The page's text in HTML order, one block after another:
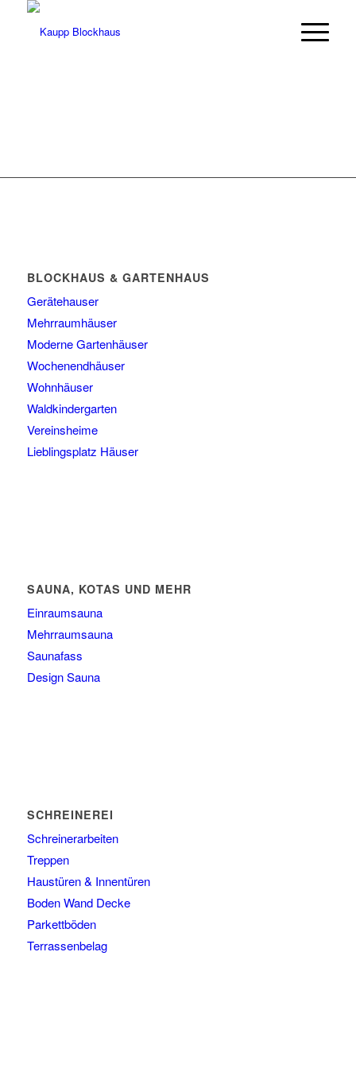
BLOCKHAUS & GARTENHAUS
Gerätehauser
Mehrraumhäuser
Moderne Gartenhäuser
Wochenendhäuser
Wohnhäuser
Waldkindergarten
Vereinsheime
Lieblingsplatz Häuser
SAUNA, KOTAS UND MEHR
Einraumsauna
Mehrraumsauna
Saunafass
Design Sauna
SCHREINEREI
Schreinerarbeiten
Treppen
Haustüren & Innentüren
Boden Wand Decke
Parkettböden
Terrassenbelag